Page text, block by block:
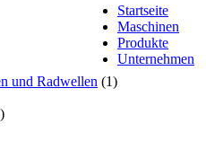
und Radwellen (1)
Startseite
Maschinen
Produkte
Unternehmen